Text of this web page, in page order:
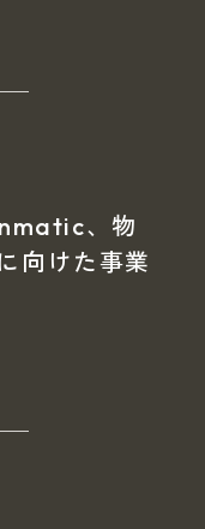
、物
向けた事業